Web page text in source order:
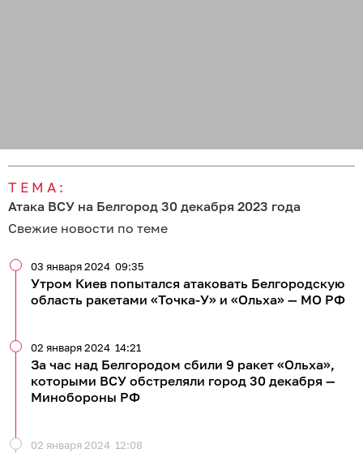
ТЕМА:
Атака ВСУ на Белгород 30 декабря 2023 года
Свежие новости по теме
Утром Киев попытался атаковать Белгородскую
область ракетами «Точка-У» и «Ольха» — МО РФ
03 января 2024 09:35
За час над Белгородом сбили 9 ракет «Ольха»,
которыми ВСУ обстреляли город 30 декабря —
Минобороны РФ
02 января 2024 14:21
02 января 2024 12:08